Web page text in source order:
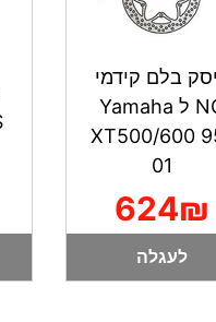
בלם קידמי
NG ל Yamaha
XT500/600
01
624₪
לעגלה